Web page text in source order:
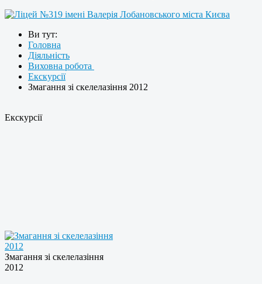
Ви тут:
Головна
Діяльність
Виховна робота
Екскурсії
Змагання зі скелелазiння 2012
Екскурсії
Змагання зі скелелазiння
2012